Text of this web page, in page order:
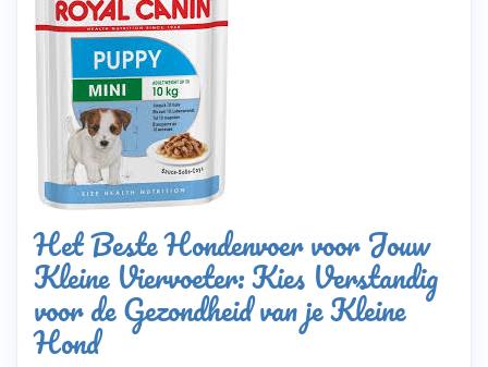
Het Beste Hondenvoer voor Jouw
Kleine Viervoeter: Kies Verstandig
voor de Gezondheid van je Kleine
Hond